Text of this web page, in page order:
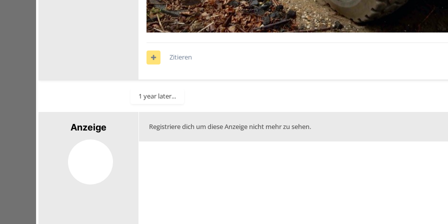
Zitieren
1 year later...
Anzeige Registriere dich um diese Anzeige nicht mehr zu sehen.